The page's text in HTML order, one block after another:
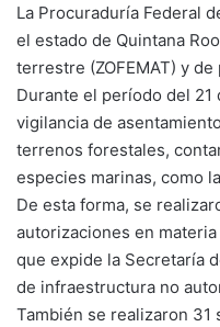
La Procuraduría Federal
el estado de Quintana
terrestre (ZOFEMAT) y
Durante el período del 21
vigilancia de
terrenos forestales,
especies marinas, como
De esta forma, se
autorizaciones en
que expide la Secretaría
de infraestructura no
También se realizaron